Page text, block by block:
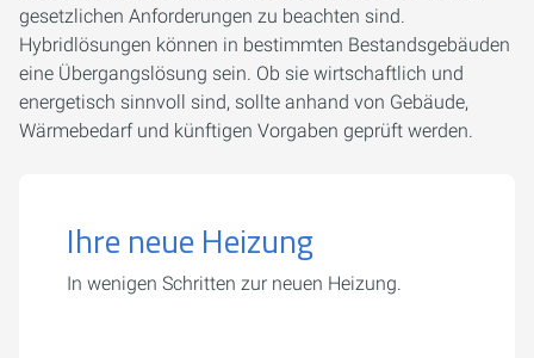
gesetzlichen Anforderungen zu beachten sind.
Hybridlösungen können in bestimmten Bestandsgebäuden
eine Übergangslösung sein. Ob sie wirtschaftlich und
energetisch sinnvoll sind, sollte anhand von Gebäude,
Wärmebedarf und künftigen Vorgaben geprüft werden.
Ihre neue Heizung
In wenigen Schritten zur neuen Heizung.